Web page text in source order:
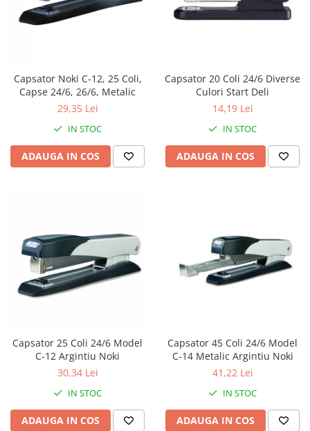
Capsator Noki C-12, 25 Coli,
Capse 24/6, 26/6, Metalic
29,35 Lei
IN STOC
ADAUGA IN COS
Capsator 20 Coli 24/6 Diverse
Culori Start Deli
14,19 Lei
IN STOC
ADAUGA IN COS
Capsator 25 Coli 24/6 Model
C-12 Argintiu Noki
30,34 Lei
IN STOC
ADAUGA IN COS
Capsator 45 Coli 24/6 Model
C-14 Metalic Argintiu Noki
41,22 Lei
IN STOC
ADAUGA IN COS